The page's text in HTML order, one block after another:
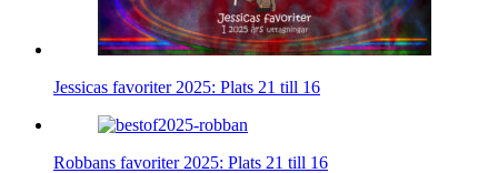
Jessicas favoriter 2025: Plats 21 till 16
Robbans favoriter 2025: Plats 21 till 16